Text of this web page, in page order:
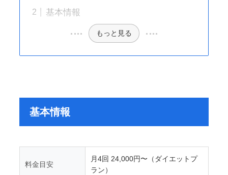
基本情報
もっと見る
基本情報
料金目安
月4回 24,000円〜（ダイエットプ
ラン）